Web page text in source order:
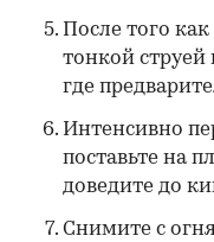
После того
тонкой струей
где
Интенсивно
поставьте на
доведите до
Снимите с